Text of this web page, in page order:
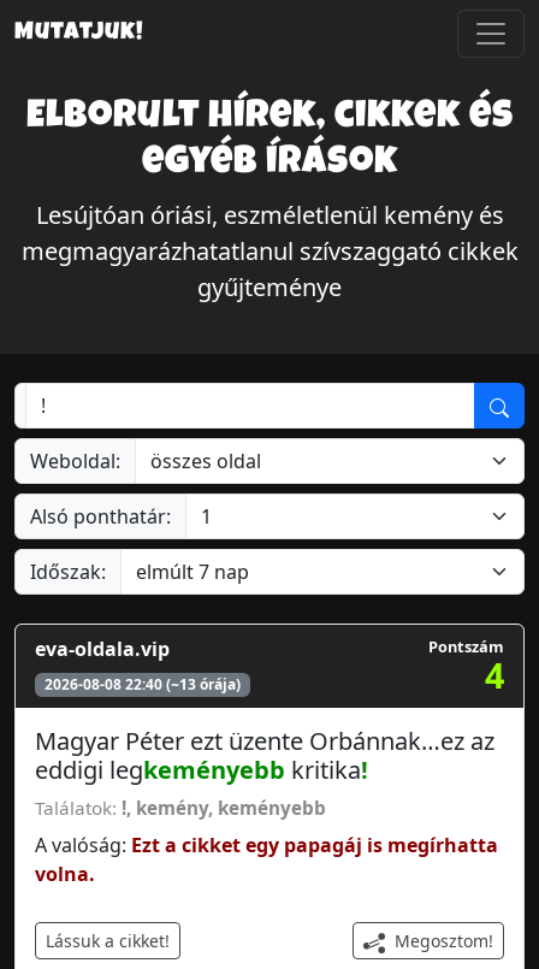
Mutatjuk!
Elborult hírek, cikkek és
egyéb írások
Lesújtóan óriási, eszméletlenül kemény és
megmagyarázhatatlanul szívszaggató cikkek
gyűjteménye
Weboldal:
Alsó ponthatár:
Időszak:
eva-oldala.vip
2026-08-08 22:40 (~13 órája)
Pontszám
4
Magyar Péter ezt üzente Orbánnak…ez az
eddigi legkeményebb kritika!
Találatok: !, kemény, keményebb
A valóság: Ezt a cikket egy papagáj is megírhatta
volna.
Lássuk a cikket! Megosztom!